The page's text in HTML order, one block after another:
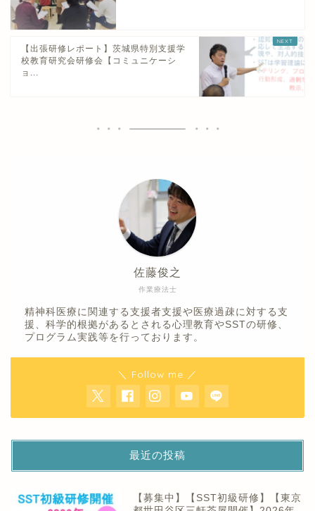
【出張研修レポート】茨城県特別支援学
校教育研究会研修会【コミュニケーシ
ョ...
作業療法士
佐藤俊之
精神科医療に関連する支援者支援や医療過疎に対する支
援、科学的根拠があるとされる心理教育やSSTの研修、
プログラム実践等を行っております。
＼ Follow me ／
最近の投稿
【募集中】【SST初級研修】【東京